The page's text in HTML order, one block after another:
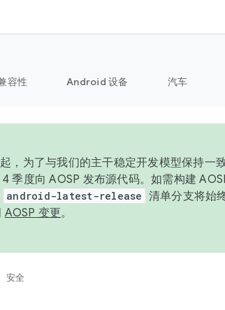
容性 Android 设备 汽车
，为了与我们的主干稳定开发模型保持一
季度向 AOSP 发布源代码。如需构建
android-latest-release 清单分支将始
AOSP 变更。
安全